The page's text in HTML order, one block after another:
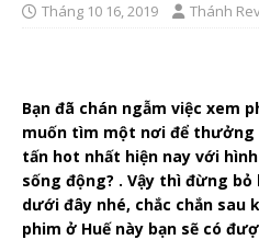
Tháng 10 16, 2019 Thánh
Bạn đã chán ngẫm việc xem
muốn tìm một nơi để
tấn hot nhất hiện nay với
sống động? . Vậy thì đừng bỏ
dưới đây nhé, chắc chắn sau
phim ở Huế này bạn sẽ có